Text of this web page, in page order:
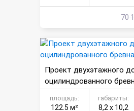
70
Проект двухэтажного
оцилиндрованного
площадь:
122.5 м²
габариты:
8,2 х 10,2